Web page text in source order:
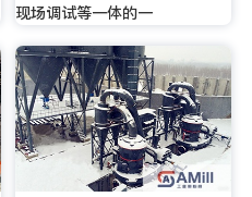
现场调试等一体的一